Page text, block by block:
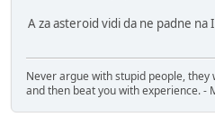
A za asteroid vidi da ne padne na
Never argue with stupid people,
and then beat you with experience. -